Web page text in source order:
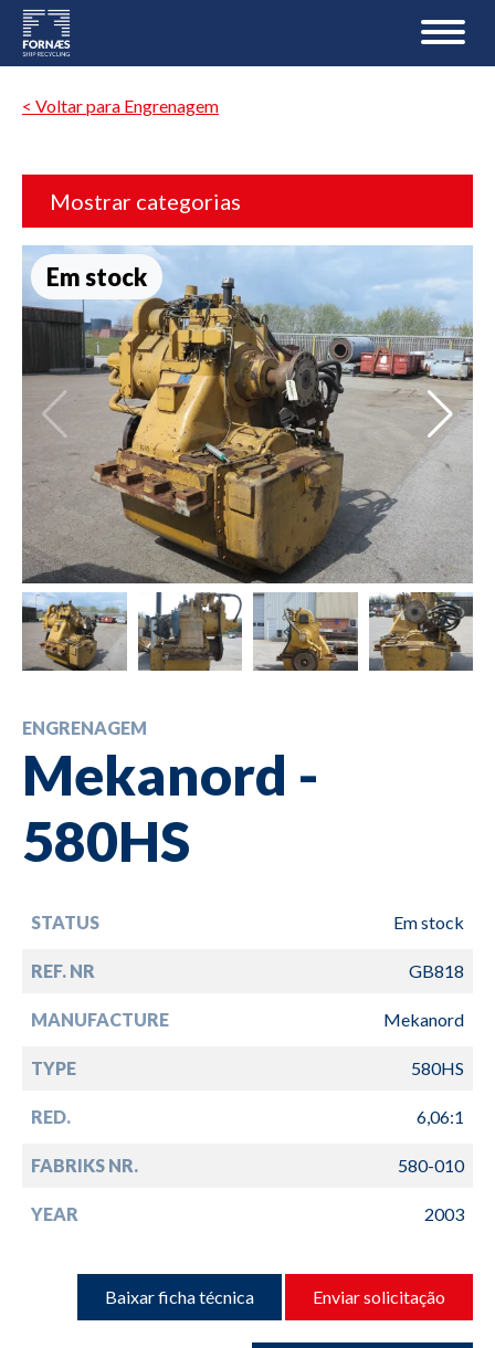
< Voltar para Engrenagem
Mostrar categorias
Em stock
ENGRENAGEM
Mekanord -
580HS
STATUS Em stock
REF. NR GB818
MANUFACTURE Mekanord
TYPE 580HS
RED. 6,06:1
FABRIKS NR. 580-010
YEAR 2003
Baixar ficha técnica Enviar solicitação